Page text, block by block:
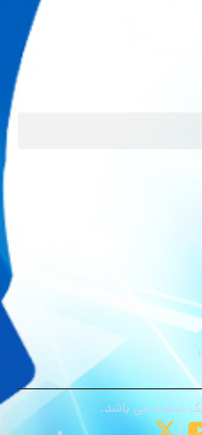
صنعت می باشد.